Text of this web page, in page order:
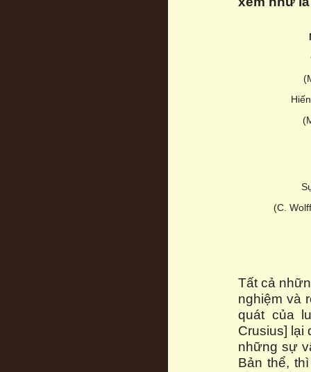
(C.
Tất cả
nghiệm và
quát của
Crusius] lại
những sự
Bản thể,